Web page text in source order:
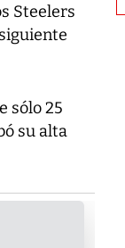
Steelers
sólo 25
su alta